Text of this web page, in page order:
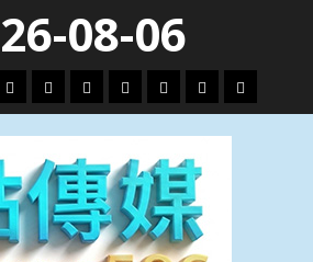
08-06
文
教.
技
專
題
娛
樂
劇
政
治
國
際
運
動
生
活